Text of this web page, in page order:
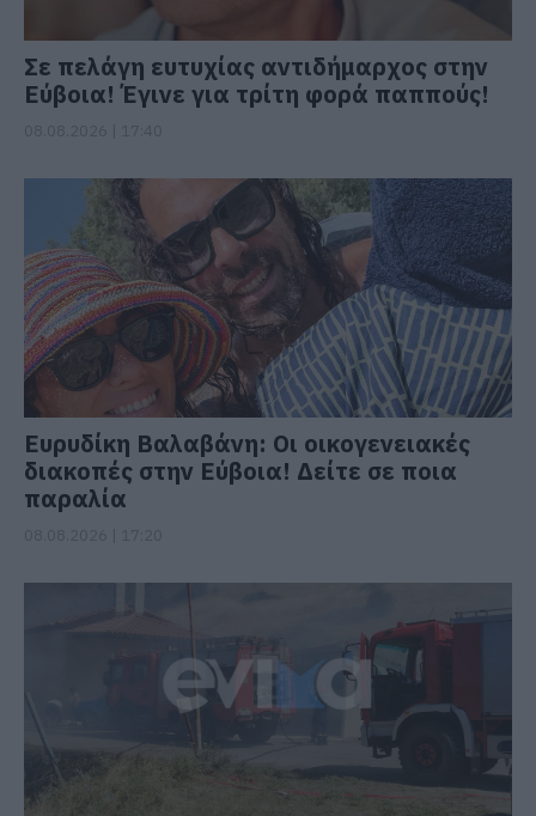
Σε πελάγη ευτυχίας αντιδήμαρχος στην
Εύβοια! Έγινε για τρίτη φορά παππούς!
Ευρυδίκη Βαλαβάνη: Οι οικογενειακές
διακοπές στην Εύβοια! Δείτε σε ποια
παραλία